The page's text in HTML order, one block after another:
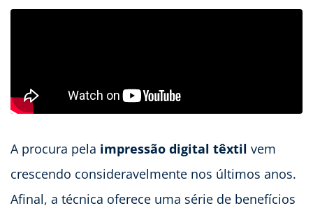
A procura pela impressão digital têxtil vem
crescendo consideravelmente nos últimos anos.
Afinal, a técnica oferece uma série de benefícios